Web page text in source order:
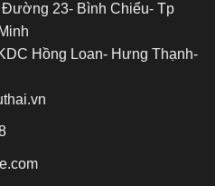
Đường 23- Bình Chiểu- Tp
Hồng Loan- Hưng Thạnh-